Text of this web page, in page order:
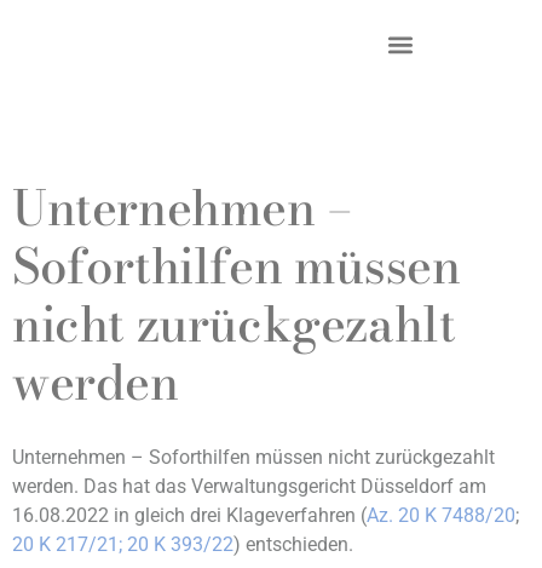
Unternehmen –
Soforthilfen müssen
nicht zurückgezahlt
werden
Unternehmen – Soforthilfen müssen nicht zurückgezahlt
werden. Das hat das Verwaltungsgericht Düsseldorf am
16.08.2022 in gleich drei Klageverfahren (Az. 20 K 7488/20;
20 K 217/21 ; 20 K 393/22) entschieden.